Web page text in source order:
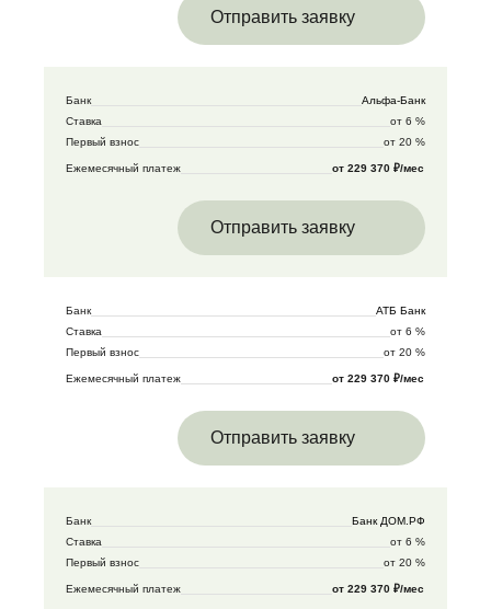
Отправить заявку
Банк
Альфа-Банк
Ставка
от 6 %
Первый взнос
от 20 %
Ежемесячный платеж от 229 370 ₽/мес
Отправить заявку
Банк
АТБ Банк
Ставка
от 6 %
Первый взнос
от 20 %
Ежемесячный платеж от 229 370 ₽/мес
Отправить заявку
Банк
Банк ДОМ.РФ
Ставка
от 6 %
Первый взнос
от 20 %
Ежемесячный платеж от 229 370 ₽/мес